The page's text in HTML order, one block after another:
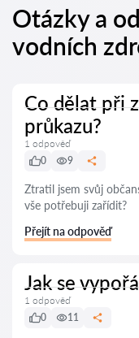
Otázky a
vodních
Co dělat při
průkazu?
1 odpověď
0
9
Ztratil jsem svůj
vše potřebuji zařídit?
Přejít na odpověď
Jak se
1 odpověď
0
11